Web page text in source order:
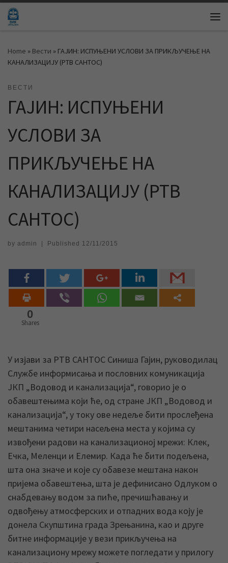
Skip to content
Home » Вести » ГАЈИН: ИСПУЊЕНИ УСЛОВИ ЗА ПРИКЉУЧЕЊЕ НА
КАНАЛИЗАЦИЈУ (РТВ САНТОС)
ВЕСТИ
ГАЈИН: ИСПУЊЕНИ
УСЛОВИ ЗА
ПРИКЉУЧЕЊЕ НА
КАНАЛИЗАЦИЈУ (РТВ
САНТОС)
by admin | Published 12/11/2015
0
Shares
У изјави за РТВ САНТОС Синиша Гајин, руководилац
Службе информисања и пословних комуникација
ЈКП „Водовод и канализација“, говорио је о
обавештењима који ће, од стране ЈКП „Водовод и
канализација“, у току ове недеље бити прослеђена
мештанима четири насељена места у којима су
извођени радови на канализационој мрежи: Клек,
Ечка, Меленци и Елемир. Када ће бити подељена,
шта она значе и које су обавезе мештана након
пријема обавештења, шта је дефинисано Одлуком о
снабдевању водом за пиће, пречишћавању и
одвођењу атмосферских и отпадних вода коју је
донела Скупштина града Зрењанина, као и друге
битне информације у вези прикључења на
канализациону мрежу можете погледати у прилогу